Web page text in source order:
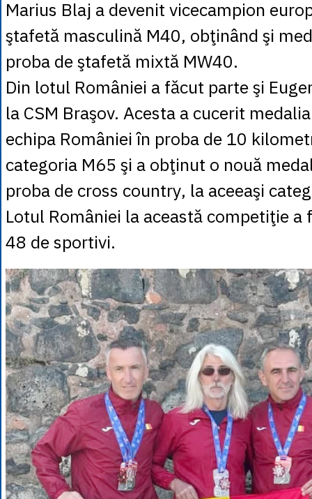
Marius Blaj a devenit vicecampion
ştafetă masculină M40, obţinând şi
proba de ştafetă mixtă MW40.
Din lotul României a făcut parte şi
la CSM Braşov. Acesta a cucerit
echipa României în proba de 10
categoria M65 şi a obţinut o nouă
proba de cross country, la aceeaşi
Lotul României la această competiţie
48 de sportivi.